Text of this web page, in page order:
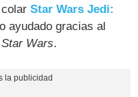
colarStar Wars Jedi:
ayudado gracias al
Star Wars.